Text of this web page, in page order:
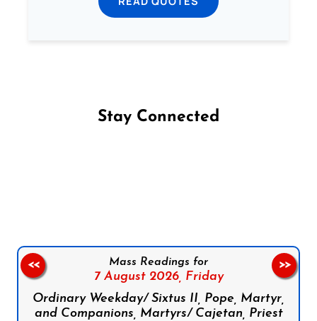
Stay Connected
Mass Readings for
7 August 2026, Friday
Ordinary Weekday/ Sixtus II, Pope, Martyr,
and Companions, Martyrs/ Cajetan, Priest
<< >>